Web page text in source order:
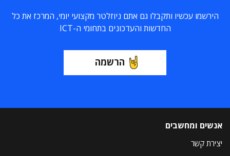
הירשמו עכשיו ותקבלו גם אתם ניוזלטר מקצועי יומי, המרכז את כל
החדשות והעדכונים בתחומי ה-ICT
הרשמה
אנשים ומחשבים
יצירת קשר